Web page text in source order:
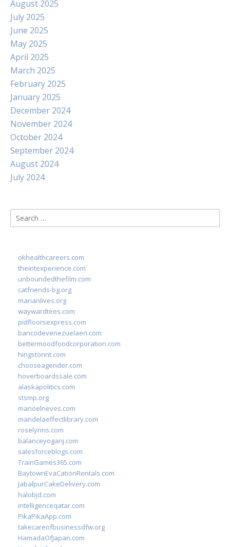
August 2025
July 2025
June 2025
May 2025
April 2025
March 2025
February 2025
January 2025
December 2024
November 2024
October 2024
September 2024
August 2024
July 2024
Search
for:
okhealthcareers.com
theintexperience.com
unboundedthefilm.com
catfriends-bg.org
marianlives.org
waywardtees.com
pidfloorsexpress.com
bancodevenezuelaen.com
bettermoodfoodcorporation.com
hingstonnt.com
chooseagender.com
hoverboardssale.com
alaskapolitics.com
stsmp.org
manoelneves.com
mandelaeffectlibrary.com
roselynns.com
balanceyoganj.com
salesforceblogs.com
TrainGames365.com
BaytownEvaCationRentals.com
JabalpurCakeDelivery.com
halobjd.com
intelligenceqatar.com
PikaPikaApp.com
takecareofbusinessdfw.org
HamadaOfJapan.com